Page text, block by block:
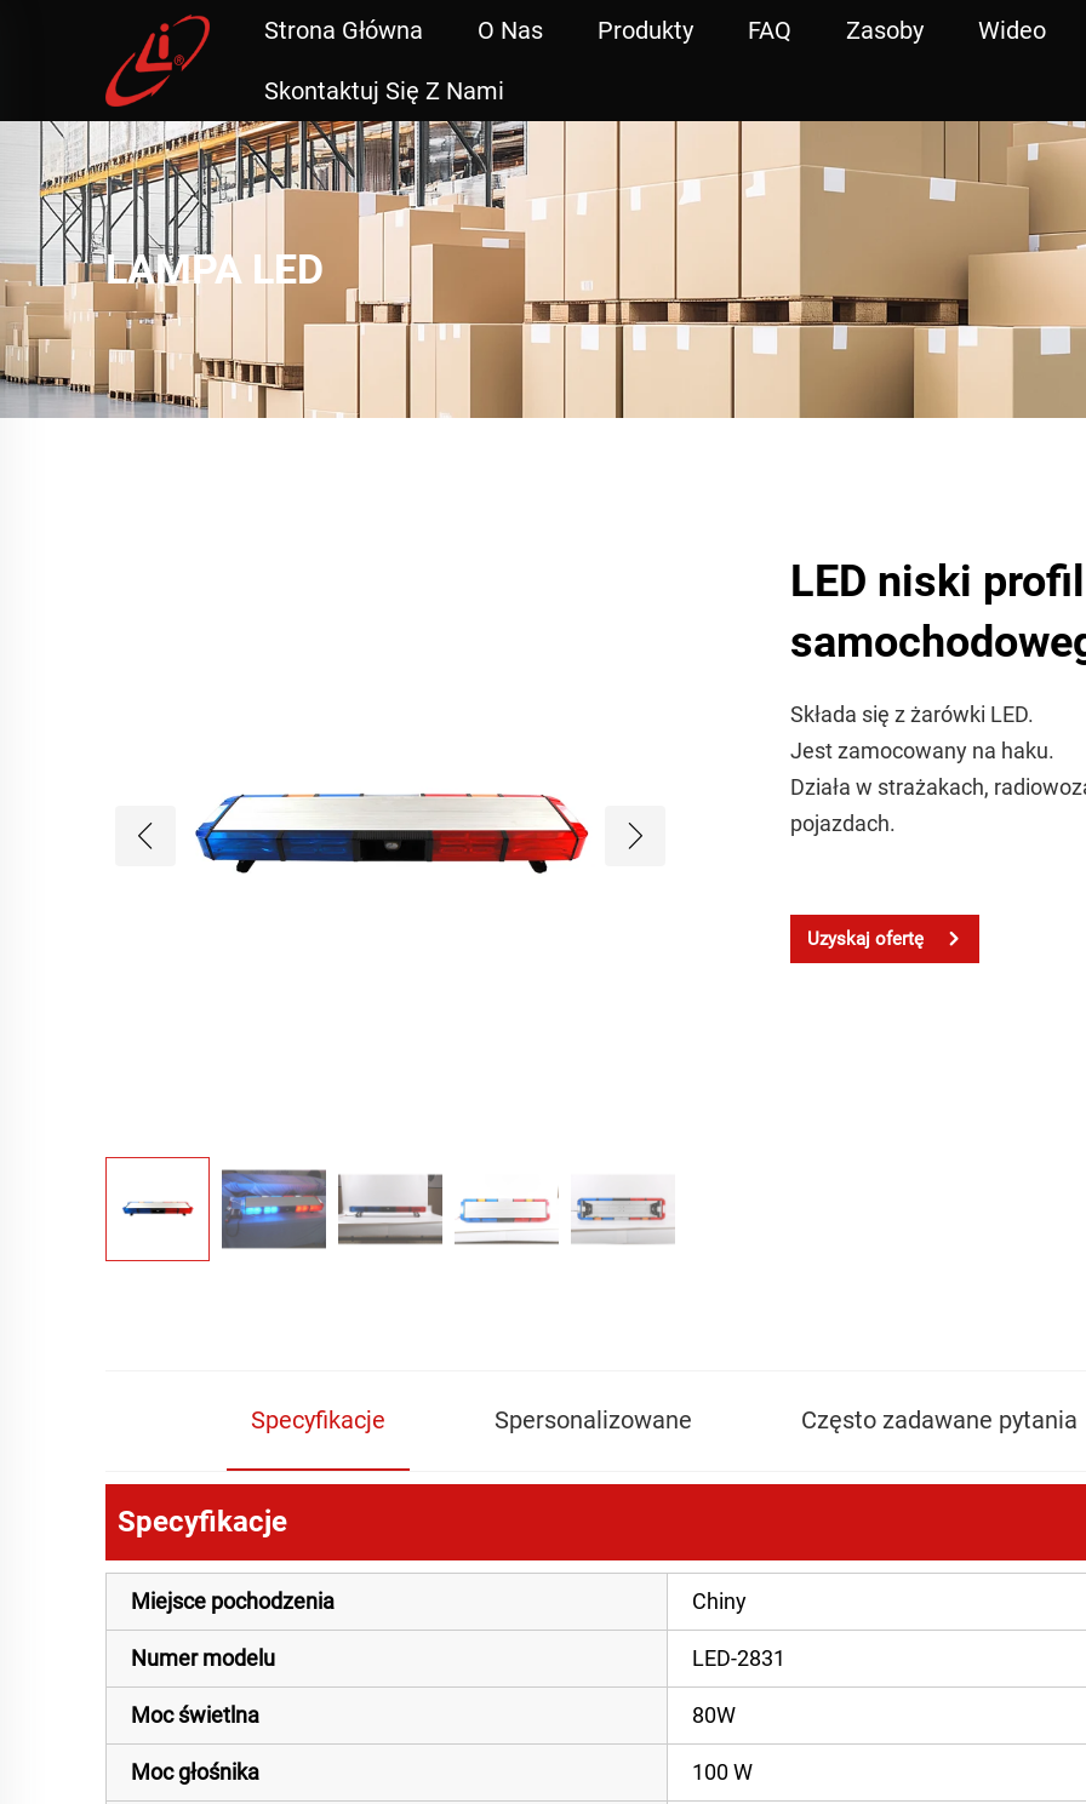
Strona Główna O Nas Produkty FAQ Zasoby Wideo
Skontaktuj Się Z Nami
LAMPA LED
LED niski
Składa się z żarówki LED.
Jest zamocowany na haku.
Działa w strażakach,
pojazdach.
Uzyskaj ofertę
Specyfikacje Spersonalizowane Często zadawane pytania
Specyfikacje
Miejsce pochodzenia Chiny
Numer modelu LED-2831
Moc świetlna 80W
Moc głośnika 100 W